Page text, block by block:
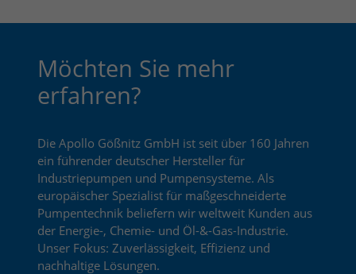
Möchten Sie mehr
erfahren?
Die Apollo Gößnitz GmbH ist seit über 160 Jahren
ein führender deutscher Hersteller für
Industriepumpen und Pumpensysteme. Als
europäischer Spezialist für maßgeschneiderte
Pumpentechnik beliefern wir weltweit Kunden aus
der Energie-, Chemie- und Öl-&-Gas-Industrie.
Unser Fokus: Zuverlässigkeit, Effizienz und
nachhaltige Lösungen.